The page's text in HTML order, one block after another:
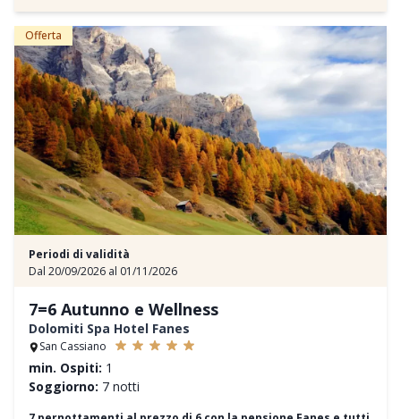
Offerta
Periodi di validità
Dal 20/09/2026 al 01/11/2026
7=6 Autunno e Wellness
Dolomiti Spa Hotel Fanes
San Cassiano
min. Ospiti: 1
Soggiorno: 7 notti